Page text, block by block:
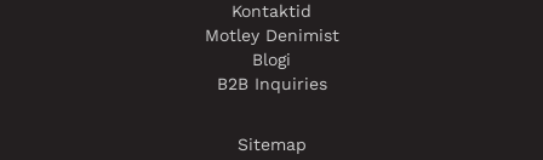
Kontaktid
Motley Denimist
Blogi
B2B Inquiries
Sitemap